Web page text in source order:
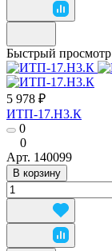
Быстрый просмотр
5 978 ₽
ИТП-17.Н3.К
0
0
Арт. 140099
В корзину